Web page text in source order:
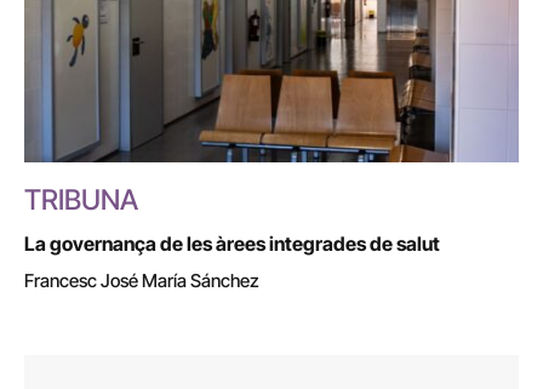
TRIBUNA
La governança de les àrees integrades de salut
Francesc José María Sánchez